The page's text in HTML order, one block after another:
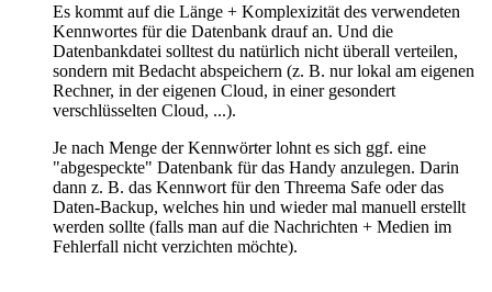
Es kommt auf die Länge + Komplexizität des verwendeten
Kennwortes für die Datenbank drauf an. Und die
Datenbankdatei solltest du natürlich nicht überall verteilen,
sondern mit Bedacht abspeichern (z. B. nur lokal am eigenen
Rechner, in der eigenen Cloud, in einer gesondert
verschlüsselten Cloud, ...).
Je nach Menge der Kennwörter lohnt es sich ggf. eine
"abgespeckte" Datenbank für das Handy anzulegen. Darin
dann z. B. das Kennwort für den Threema Safe oder das
Daten-Backup, welches hin und wieder mal manuell erstellt
werden sollte (falls man auf die Nachrichten + Medien im
Fehlerfall nicht verzichten möchte).